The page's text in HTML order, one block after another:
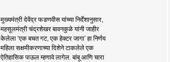
मुख्यमंत्री देवेंद्र फडणवीस यांच्या निर्देशानुसार,
महसूलमंत्री चंद्रशेखर बावनकुळे यांनी जाहीर
केलेला ‘एक बचत गट, एक हेक्टर जागा’ हा निर्णय
महिला सक्षमीकरणाच्या दिशेने टाकलेले एक
ऐतिहासिक पाऊल म्हणावे लागेल. बांबू आणि चारा